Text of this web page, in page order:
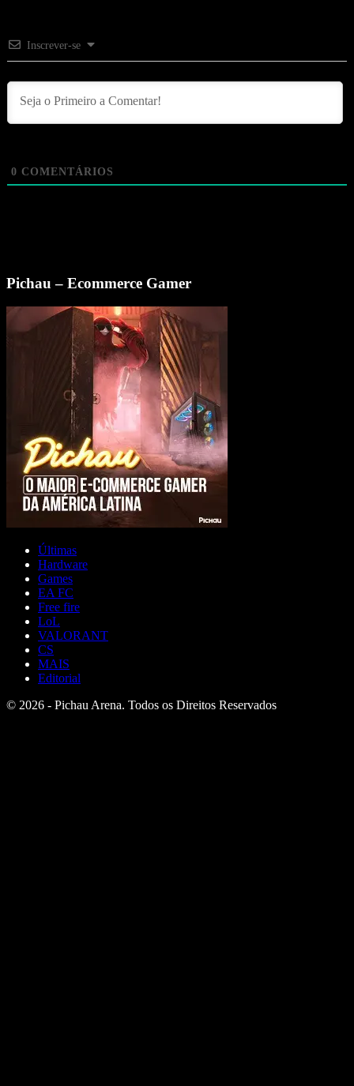
Inscrever-se
0 COMENTÁRIOS
Pichau – Ecommerce Gamer
Últimas
Hardware
Games
EA FC
Free fire
LoL
VALORANT
CS
MAIS
Editorial
© 2026 - Pichau Arena. Todos os Direitos Reservados